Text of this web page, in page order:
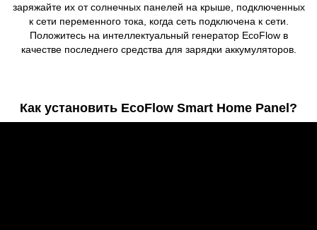
заряжайте их от солнечных панелей на крыше, подключенных
к сети переменного тока, когда сеть подключена к сети.
Положитесь на интеллектуальный генератор EcoFlow в
качестве последнего средства для зарядки аккумуляторов.
Как установить EcoFlow Smart Home Panel?